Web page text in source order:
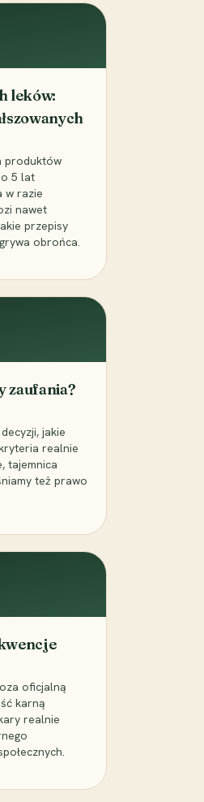
leków:
produktów
5 lat
w razie
nawet
przepisy
obrońca.
zaufania?
jakie
realnie
tajemnica
też prawo
oficjalną
karną
realnie